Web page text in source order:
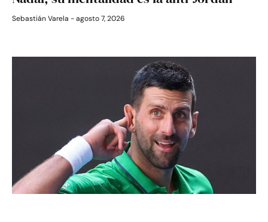
Sebastián Varela agosto 7, 2026